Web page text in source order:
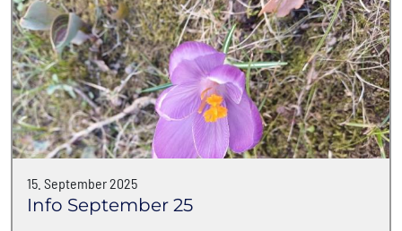
15. September 2025
Info September 25